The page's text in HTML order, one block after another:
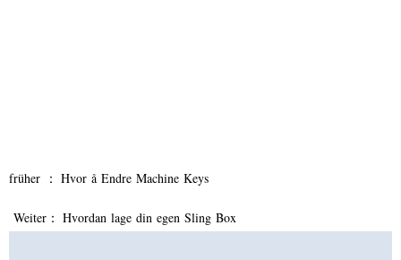
früher ： Hvor å Endre Machine Keys
Weiter： Hvordan lage din egen Sling Box